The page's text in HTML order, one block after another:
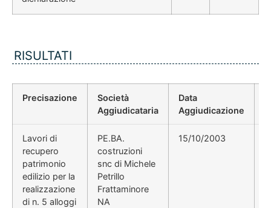
RISULTATI
Precisazione
Società
Aggiudicataria
Data
Aggiudicazione
Lavori di
recupero
patrimonio
edilizio per la
realizzazione
di n. 5 alloggi
PE.BA.
costruzioni
snc di Michele
Petrillo
Frattaminore
NA
15/10/2003